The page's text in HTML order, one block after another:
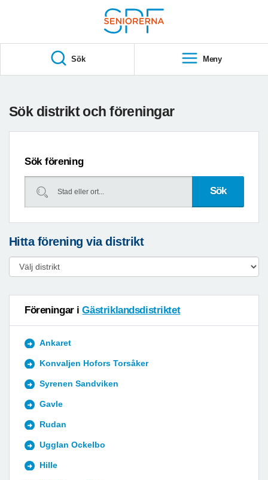
S
A
Sök Meny
Sök distrikt och föreningar
Sök förening
Hitta förening via distrikt
Föreningar iGästriklandsdistriktet
Ankaret
Konvaljen Hofors Torsåker
Syrenen Sandviken
Gavle
Rudan
Ugglan Ockelbo
Hille